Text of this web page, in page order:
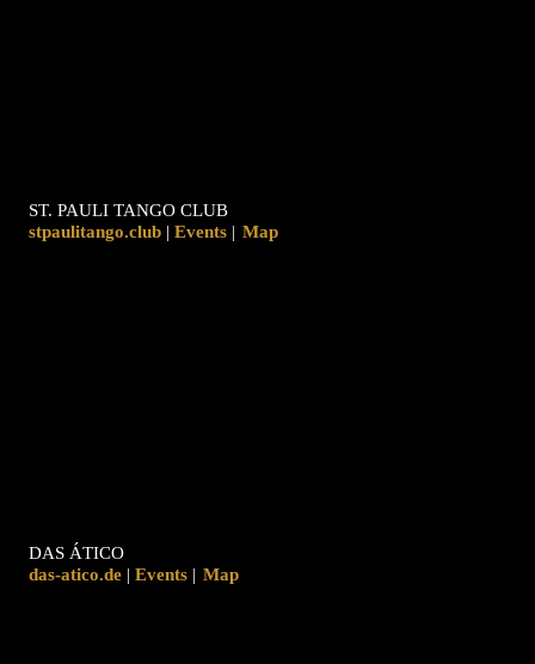
ST. PAULI TANGO CLUB
stpaulitango.club | | Map
DAS ÁTICO
das-atico.de | | Map